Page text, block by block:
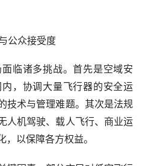
公众接受度
临诸多挑战。首先是空域安
，协调大量飞行器的安全运
技术与管理难题。其次是法规
人机驾驶、载人飞行、商业运
，以保障各方权益。